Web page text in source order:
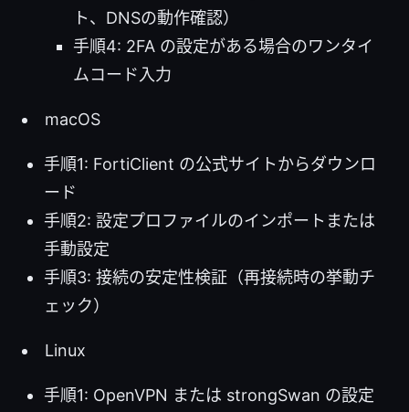
ト、DNSの動作確認）
手順4: 2FA の設定がある場合のワンタイ
ムコード入力
macOS
手順1: FortiClient の公式サイトからダウンロ
ード
手順2: 設定プロファイルのインポートまたは
手動設定
手順3: 接続の安定性検証（再接続時の挙動チ
ェック）
Linux
手順1: OpenVPN または strongSwan の設定